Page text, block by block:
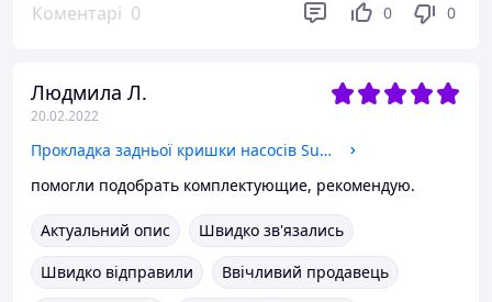
Коментарі 0 0 0
Людмила Л.
20.02.2022
Прокладка задньої кришки насосів Suntec AS, AN, AL, AT, AP, D, AU
помогли подобрать комплектующие, рекомендую.
Актуальний опис
Швидко зв'язались
Швидко відправили
Ввічливий продавець